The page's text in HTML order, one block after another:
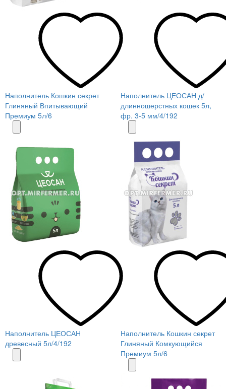
Наполнитель Кошкин секрет
Глиняный Впитывающий
Премиум 5л/6
Наполнитель ЦЕОСАН д/
длинношерстных кошек 5л,
фр. 3-5 мм/4/192
Наполнитель ЦЕОСАН
древесный 5л/4/192
Наполнитель Кошкин секрет
Глиняный Комкующийся
Премиум 5л/6